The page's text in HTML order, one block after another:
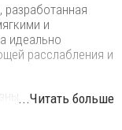
, разработанная
и
идеально
расслабления и
вариантах
...Читать больше